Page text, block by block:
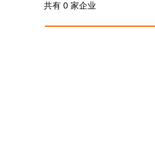
共有 0 家企业